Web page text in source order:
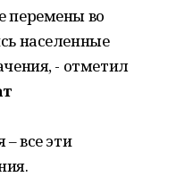
перемены во
населенные
- отметил
все эти